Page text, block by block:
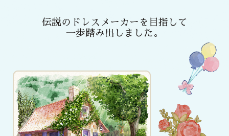
伝説のドレスメーカーを目指して
一歩踏み出しました。